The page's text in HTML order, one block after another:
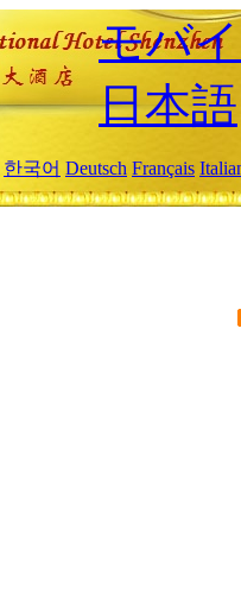
モバ
日本語
한국어 Deutsch Français